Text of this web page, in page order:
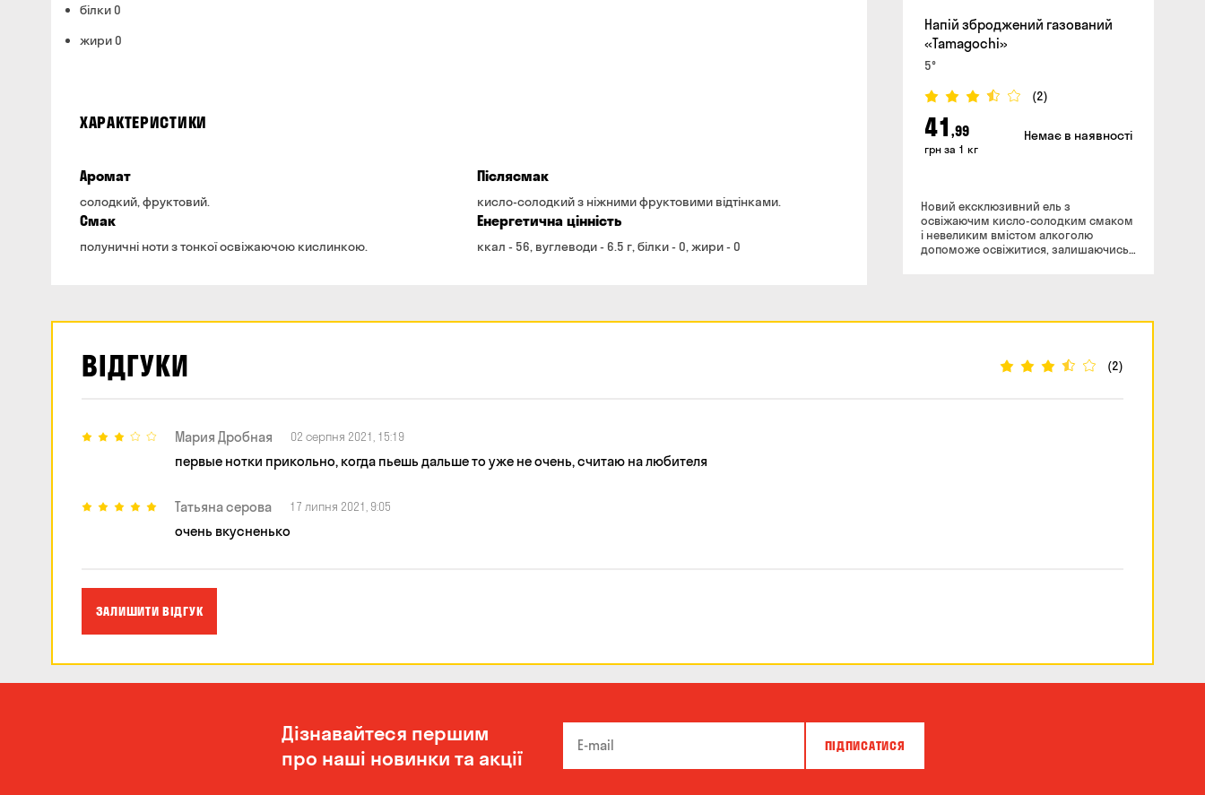
Напій зброджений газований
«Tamagochi»
5°
(2)
41 ,99
грн за 1 кг
Немає в наявності
Новий ексклюзивний ель з
освіжаючим кисло-солодким смаком
і невеликим вмістом алкоголю
допоможе освіжитися, залишаючись
солодкий з ніжними фруктовими
вуглеводи 6.5 г білки 0 жири 0
білки 0
жири 0
ХАРАКТЕРИСТИКИ
Аромат
солодкий, фруктовий.
Смак
полуничні ноти з тонкої освіжаючою кислинкою.
Післясмак
кисло-солодкий з ніжними фруктовими відтінками.
Енергетична цінність
ккал - 56, вуглеводи - 6.5 г, білки - 0, жири - 0
ВІДГУКИ (2)
Мария Дробная 02 серпня 2021, 15:19
первые нотки прикольно, когда пьешь дальше то уже не очень, считаю на любителя
Татьяна серова 17 липня 2021, 9:05
очень вкусненько
ЗАЛИШИТИ ВІДГУК
Дізнавайтеся першим
про наші новинки та акції
ПІДПИСАТИСЯ